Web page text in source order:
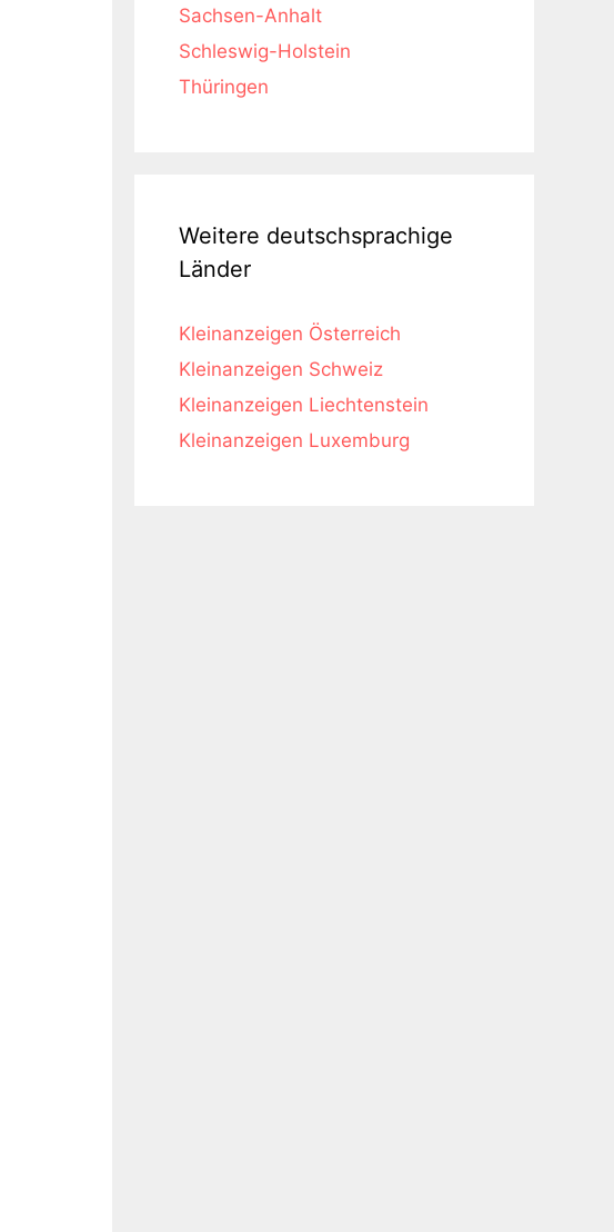
Sachsen-Anhalt
Schleswig-Holstein
Thüringen
Weitere deutschsprachige
Länder
Kleinanzeigen Österreich
Kleinanzeigen Schweiz
Kleinanzeigen Liechtenstein
Kleinanzeigen Luxemburg